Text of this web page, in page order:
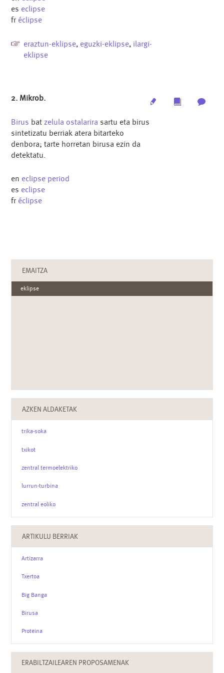
es eclipse
fr éclipse
eraztun-eklipse, eguzki-eklipse, ilargi-
eklipse
Multimedia
2. Mikrob.
Birus bat zelula ostalarira sartu eta birus
sintetizatu berriak atera bitarteko
denbora; tarte horretan birusa ezin da
detektatu.
en eclipse period
es eclipse
fr éclipse
EMAITZA
eklipse
AZKEN ALDAKETAK
trika-soka
txikot
zentral termoelektriko
lurrun-turbina
zentral eoliko
ARTIKULU BERRIAK
Artizarra
Txertoa
Big Banga
Birusa
Proteina
ERABILTZAILEAREN PROPOSAMENAK